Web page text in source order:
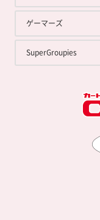
ゲーマーズ
SuperGroupies